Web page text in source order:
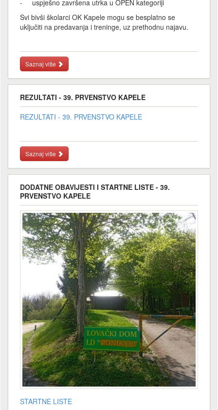
- uspješno završena utrka u OPEN kategoriji
Svi bivši školarci OK Kapele mogu se besplatno se
uključiti na predavanja i treninge, uz prethodnu najavu.
Saznaj više
REZULTATI - 39. PRVENSTVO KAPELE
REZULTATI - 39. PRVENSTVO KAPELE
Saznaj više
DODATNE OBAVIJESTI I STARTNE LISTE - 39.
PRVENSTVO KAPELE
STARTNE LISTE